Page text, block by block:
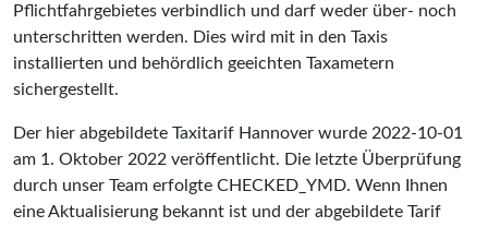
Pflichtfahrgebietes verbindlich und darf weder über- noch
unterschritten werden. Dies wird mit in den Taxis
installierten und behördlich geeichten Taxametern
sichergestellt.
Der hier abgebildete Taxitarif Hannover wurde 2022-10-01
am 1. Oktober 2022 veröffentlicht. Die letzte Überprüfung
durch unser Team erfolgte CHECKED_YMD. Wenn Ihnen
eine Aktualisierung bekannt ist und der abgebildete Tarif